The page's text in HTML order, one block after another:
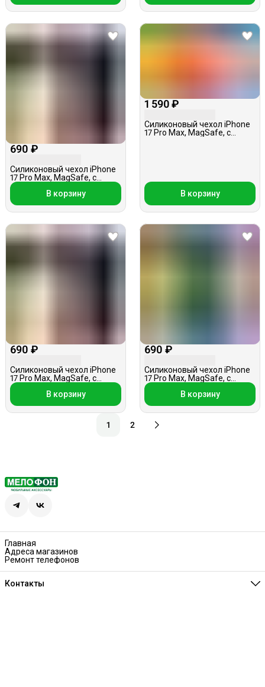
690 ₽
Силиконовый чехол iPhone
17 Pro Max, MagSafe, с
кольцом — держателем,
В корзину
1 590 ₽
Силиконовый чехол iPhone
17 Pro Max, MagSafe, с
В корзину
690 ₽
Силиконовый чехол iPhone
17 Pro Max, MagSafe, с
кольцом — держателем,
темно-синийВ корзину
690 ₽
Силиконовый чехол iPhone
17 Pro Max, MagSafe, с
кольцом — держателем,
темно-зеленый
В корзину
1 2
Главная
Адреса магазинов
Ремонт телефонов
Контакты